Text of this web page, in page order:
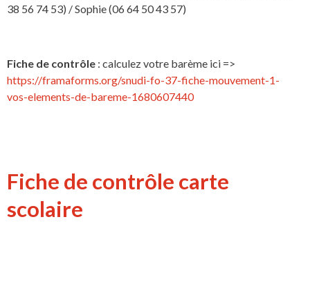
38 56 74 53) / Sophie (06 64 50 43 57)
Fiche de contrôle : calculez votre barème ici =>
https://framaforms.org/snudi-fo-37-fiche-mouvement-1-
vos-elements-de-bareme-1680607440
Fiche de contrôle carte
scolaire